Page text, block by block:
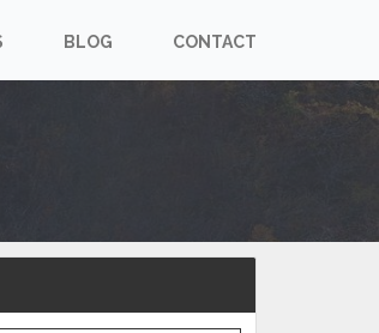
BLOG CONTACT